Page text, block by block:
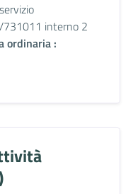
interno 2
ordinaria :